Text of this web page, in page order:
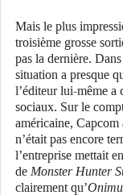
Mais le plus
troisième grosse
pas la dernière.
situation a presque
l’éditeur lui-même a
sociaux. Sur le
américaine, Capcom
n’était pas encore
l’entreprise mettait
de Monster Hunter
clairement qu’